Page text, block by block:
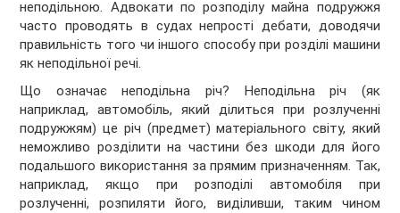
неподільною. Адвокати по розподілу майна подружжя
часто проводять в судах непрості дебати, доводячи
правильність того чи іншого способу при розділі машини
як неподільної речі.
Що означає неподільна річ? Неподільна річ (як
наприклад, автомобіль, який ділиться при розлученні
подружжям) це річ (предмет) матеріального світу, який
неможливо розділити на частини без шкоди для його
подальшого використання за прямим призначенням. Так,
наприклад, якщо при розподілі автомобіля при
розлученні, розпиляти його, виділивши, таким чином